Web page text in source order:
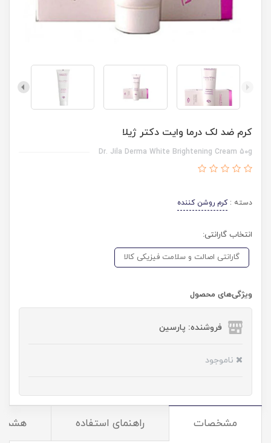
کرم ضد لک درما وایت دکتر ژیلا
Dr. Jila Derma White Brightening Cream 50g
دسته :کرم روشن کننده
انتخاب گارانتی:
گارانتی اصالت و سلامت فیزیکی کالا
ویژگی‌های محصول
فروشنده: پارسین
ناموجود
مشخصات راهنمای استفاده